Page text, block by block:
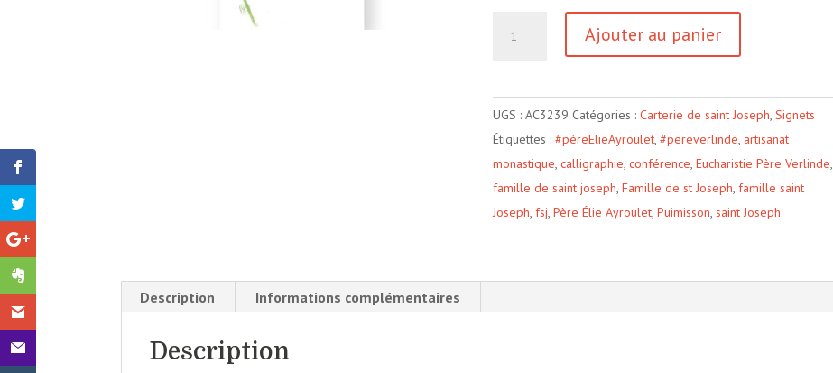
à
l'Amour
Ajouter au panier
UGS :AC3239 Catégories :Carterie de saint Joseph,Signets
Étiquettes :#pèreElieAyroulet,#pereverlinde, artisanat
monastique,calligraphie,conférence,Eucharistie Père Verlinde,
famille de saint joseph,Famille de st Joseph,famille saint
Joseph,fsj,Père Élie Ayroulet,Puimisson,saint Joseph
Description Informations complémentaires
Description